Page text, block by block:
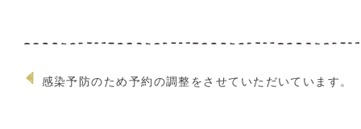
感染予防のため予約の調整をさせていただいています。